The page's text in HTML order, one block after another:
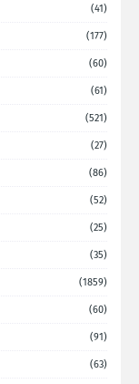
(41)
(177)
(60)
(61)
(521)
(27)
(86)
(52)
(25)
(35)
(1859)
(60)
(91)
(63)